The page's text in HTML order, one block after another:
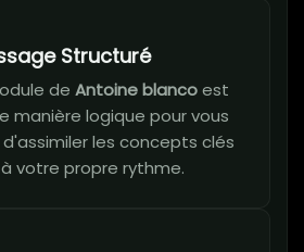
Structuré
de Antoine blancoest
manière logique pour vous
les concepts clés
votre propre rythme.